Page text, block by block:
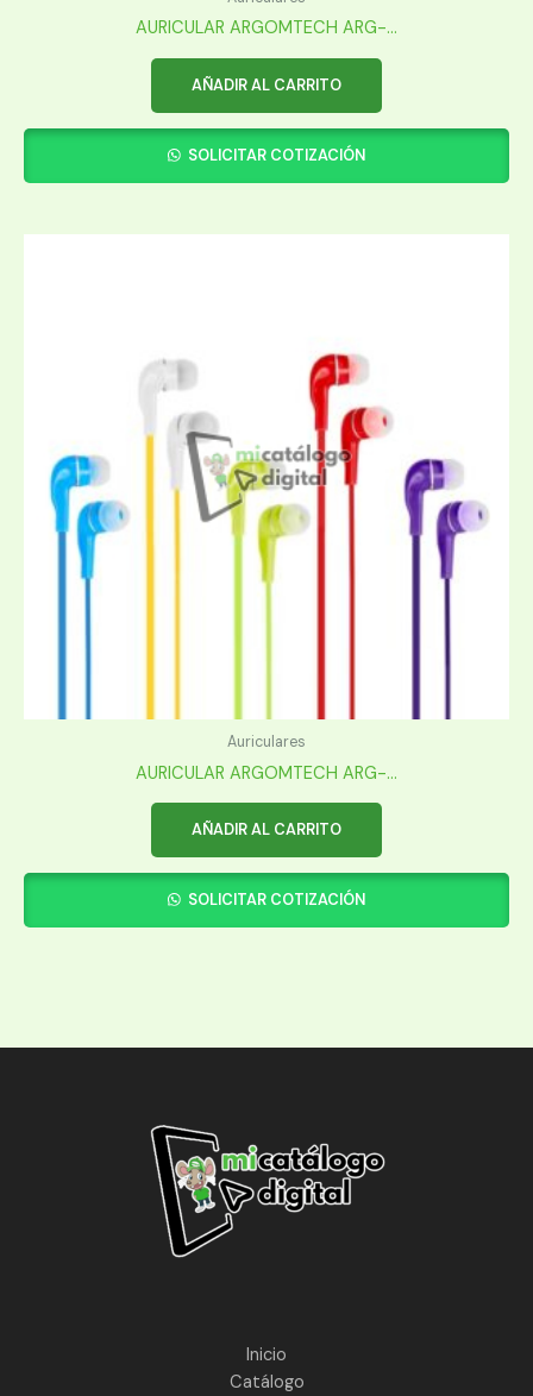
AURICULAR ARGOMTECH ARG-...
AÑADIR AL CARRITO
SOLICITAR COTIZACIÓN
Auriculares
AURICULAR ARGOMTECH ARG-...
AÑADIR AL CARRITO
SOLICITAR COTIZACIÓN
Inicio
Catálogo